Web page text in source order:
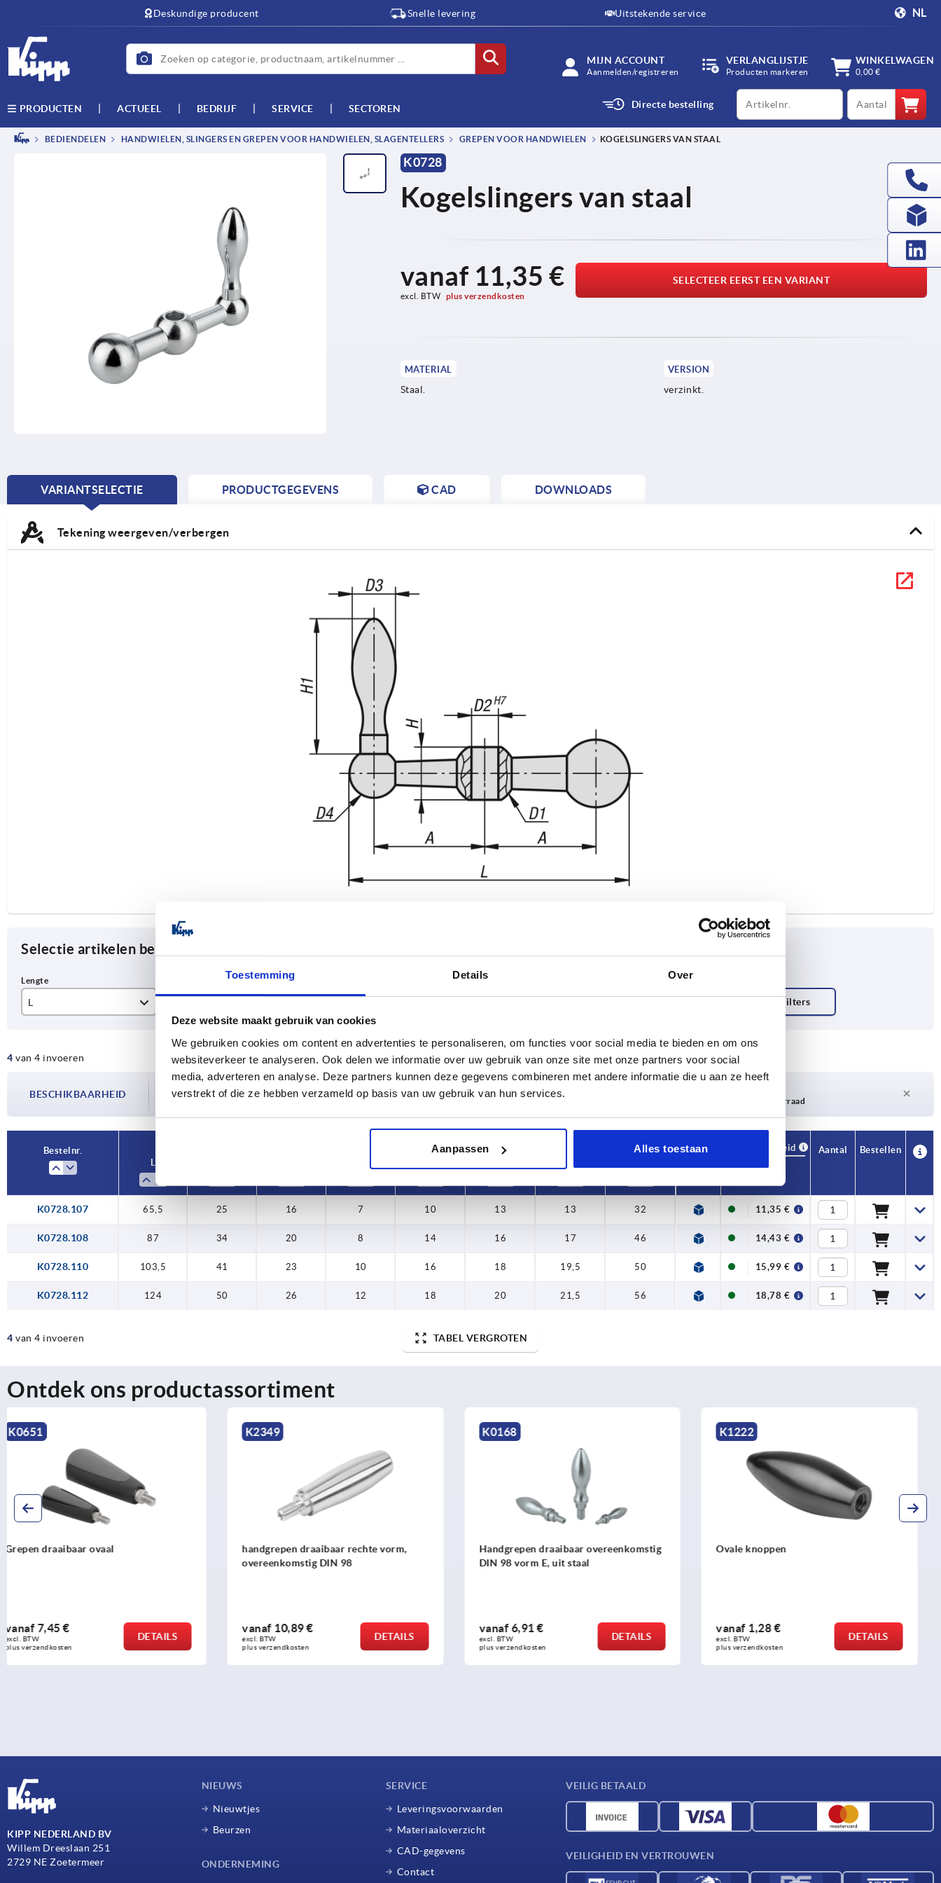
Toestemming Details Over
Deze website maakt gebruik van cookies
We gebruiken cookies om content en advertenties te personaliseren, om functies voor social media te bieden en om ons
websiteverkeer te analyseren. Ook delen we informatie over uw gebruik van onze site met onze partners voor social
media, adverteren en analyse. Deze partners kunnen deze gegevens combineren met andere informatie die u aan ze heeft
verstrekt of die ze hebben verzameld op basis van uw gebruik van hun services.
Aanpassen Alles toestaan
Deskundige producent Snelle levering Uitstekende service NL
MIJN ACCOUNT
Aanmelden/registreren
VERLANGLIJSTJE
Producten markeren
WINKELWAGEN
0,00 €
PRODUCTEN ACTUEEL BEDRIJF SERVICE SECTOREN Directe bestelling
productCode qty
BEDIENDELEN HANDWIELEN, SLINGERS EN GREPEN VOOR HANDWIELEN, SLAGENTELLERS GREPEN VOOR HANDWIELEN KOGELSLINGERS VAN STAAL
K0728
Kogelslingers van staal
vanaf 11,35 €
excl. BTW plus verzendkosten
SELECTEER EERST EEN VARIANT
MATERIAL
Staal.
VERSION
verzinkt.
VARIANTSELECTIE
CURRENT
PRODUCTGEGEVENS CAD DOWNLOADS
Tekening weergeven/verbergen
Selectie artikelen begrenzen
L
87
124
34
50
20
26
8
12
14
18
4 van 4 invoeren TABEL VERGROTEN
BESCHIKBAARHEID
De beschikbaarheid wordt meerdere keren per dag met regelmatige tussenpozen
bijgewerkt. In de laatste stap voordat je je bestelling afrondt, word je geïnformeerd
Momenteel niet op voorraad
Bestelnr.
L
CAD
Beschikbaarheid
Aantal Bestellen
K0728.107 65,5 25 16 7 10 13 13 32 11,35 €
K0728.108 87 34 20 8 14 16 17 46 14,43 €
K0728.110 103,5 41 23 10 16 18 19,5 50 15,99 €
K0728.112 124 50 26 12 18 20 21,5 56 18,78 €
4 van 4 invoeren TABEL VERGROTEN
Ontdek ons productassortiment
K2349
handgrepen draaibaar rechte vorm,
vanaf10,89 €
excl. BTW
plus verzendkosten
DETAILS
K0168
Handgrepen draaibaar overeenkomstig
DIN 98 vorm E, uit staal
vanaf6,91 €
excl. BTW
plus verzendkosten
DETAILS
K1222
Ovale knoppen
vanaf1,28 €
excl. BTW
plus verzendkosten
DETAILS
K0726
Kogelgrepen draaibaar
vanaf4,75 €
excl. BTW
plus verzendkosten
DETAILS
KIPP NEDERLAND BV
Willem Dreeslaan 251
2729 NE Zoetermeer
NIEUWS
Nieuwtjes
Beurzen
ONDERNEMING
SERVICE
Leveringsvoorwaarden
Materiaaloverzicht
CAD-gegevens
Contact
VEILIG BETAALD
VEILIGHEID EN VERTROUWEN